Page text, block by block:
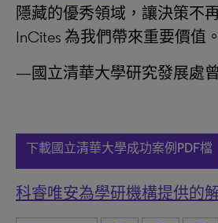
隱藏的優秀領域，讓決策不
InCites 為我們帶來重要價值。
—國立清華大學研究發展處
下載國立清華大學成功案例PDF檔
科睿唯安為學研機構提供的